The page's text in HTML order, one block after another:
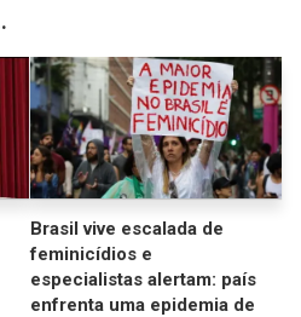
Brasil vive escalada de
feminicídios e
especialistas alertam: país
enfrenta uma epidemia de